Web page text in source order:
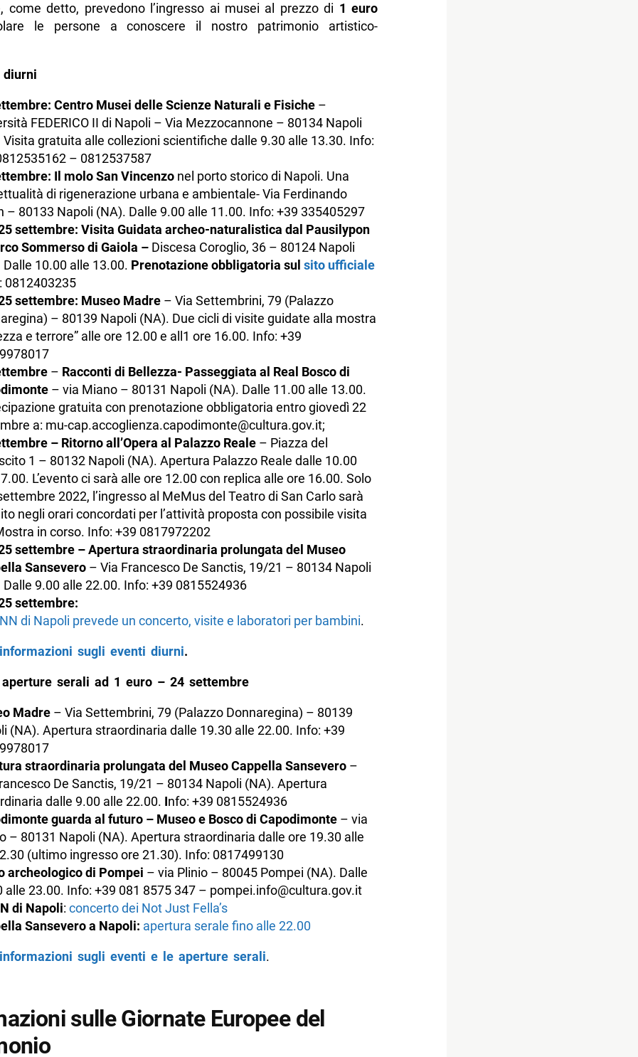
come detto, prevedono l’ingresso ai musei al prezzo di 1 euro
le persone a conoscere il nostro patrimonio artistico-
Centro Musei delle Scienze Naturali e Fisiche–
FEDERICO II di Napoli – Via Mezzocannone – 80134 Napoli
Visita gratuita alle collezioni scientifiche dalle 9.30 alle 13.30. Info:
– 0812537587
Il molo San Vincenzonel porto storico di Napoli. Una
di rigenerazione urbana e ambientale- Via Ferdinando
– 80133 Napoli (NA). Dalle 9.00 alle 11.00. Info: +39 335405297
settembre: Visita Guidata archeo-naturalistica dal Pausilypon
Sommerso di Gaiola –Discesa Coroglio, 36 – 80124 Napoli
Dalle 10.00 alle 13.00. Prenotazione obbligatoria sul sito ufficiale
0812403235
settembre: Museo Madre– Via Settembrini, 79 (Palazzo
– 80139 Napoli (NA). Due cicli di visite guidate alla mostra
e terrore” alle ore 12.00 e all1 ore 16.00. Info: +39
– Racconti di Bellezza- Passeggiata al Real Bosco di
– via Miano – 80131 Napoli (NA). Dalle 11.00 alle 13.00.
gratuita con prenotazione obbligatoria entro giovedì 22
a: mu-cap.accoglienza.capodimonte@cultura.gov.it;
– Ritorno all’Opera al Palazzo Reale– Piazza del
1 – 80132 Napoli (NA). Apertura Palazzo Reale dalle 10.00
L’evento ci sarà alle ore 12.00 con replica alle ore 16.00. Solo
2022, l’ingresso al MeMus del Teatro di San Carlo sarà
negli orari concordati per l’attività proposta con possibile visita
in corso. Info: +39 0817972202
settembre – Apertura straordinaria prolungata del Museo
Sansevero– Via Francesco De Sanctis, 19/21 – 80134 Napoli
Dalle 9.00 alle 22.00. Info: +39 0815524936
settembre:
di Napoli prevede un concerto, visite e laboratori per bambini.
sugli eventi diurni.
aperture serali ad 1 euro – 24 settembre
Madre– Via Settembrini, 79 (Palazzo Donnaregina) – 80139
(NA). Apertura straordinaria dalle 19.30 alle 22.00. Info: +39
straordinaria prolungata del Museo Cappella Sansevero–
De Sanctis, 19/21 – 80134 Napoli (NA). Apertura
dalle 9.00 alle 22.00. Info: +39 0815524936
guarda al futuro – Museo e Bosco di Capodimonte– via
– 80131 Napoli (NA). Apertura straordinaria dalle ore 19.30 alle
(ultimo ingresso ore 21.30). Info: 0817499130
archeologico di Pompei – via Plinio – 80045 Pompei (NA). Dalle
alle 23.00. Info: +39 081 8575 347 – pompei.info@cultura.gov.it
di Napoli: concerto dei Not Just Fella’s
Sansevero a Napoli: apertura serale fino alle 22.00
sugli eventi e le aperture serali.
sulle Giornate Europee del